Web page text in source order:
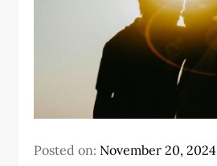
Posted on: November 20, 2024